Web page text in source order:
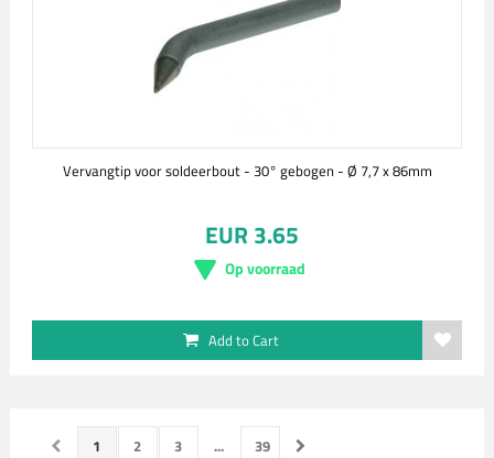
Vervangtip voor soldeerbout - 30° gebogen - Ø 7,7 x 86mm
EUR 3.65
Op voorraad
Add to Cart
1 2 3 ...
39